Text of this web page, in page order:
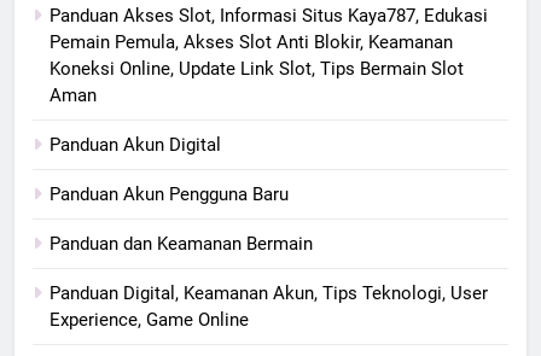
Panduan Akses Slot, Informasi Situs Kaya787, Edukasi
Pemain Pemula, Akses Slot Anti Blokir, Keamanan
Koneksi Online, Update Link Slot, Tips Bermain Slot
Aman
Panduan Akun Digital
Panduan Akun Pengguna Baru
Panduan dan Keamanan Bermain
Panduan Digital, Keamanan Akun, Tips Teknologi, User
Experience, Game Online